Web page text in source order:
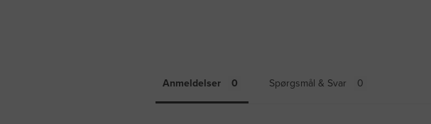
Anmeldelser Spørgsmål & Svar